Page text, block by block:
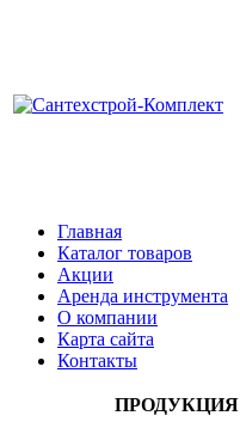
Главная
Каталог товаров
Акции
Аренда инструмента
О компании
Карта сайта
Контакты
ПРОДУКЦИЯ